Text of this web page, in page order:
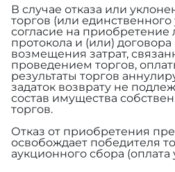
В случае отказа или
торгов (или
согласие на приобретение
протокола и (или)
возмещения затрат,
проведением торгов,
результаты торгов
задаток возврату не
состав имущества
торгов.
Отказ от приобретения
освобождает победителя
аукционного сбора (оплата